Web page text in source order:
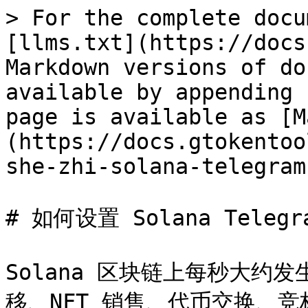
> For the complete
[llms.txt](https://
Markdown versions of
available by
page is available as
(https://
she-zhi-solana-
# 如何设置 Solana
Solana 区块链上每秒大约发
移、NFT 销售、代币交换、